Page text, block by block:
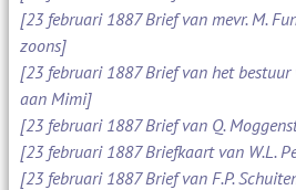
[23 februari 1887 Brief van mevr. M.
zoons]
[23 februari 1887 Brief van het bestuur
aan Mimi]
[23 februari 1887 Brief van Q.
[23 februari 1887 Briefkaart van W.L.
[23 februari 1887 Brief van F.P.